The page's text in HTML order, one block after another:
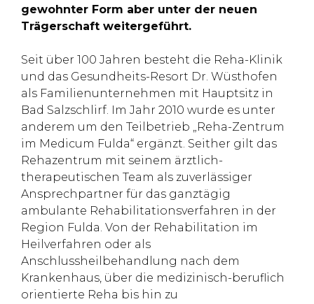
gewohnter Form aber unter der neuen
Trägerschaft weitergeführt.
Seit über 100 Jahren besteht die Reha-Klinik
und das Gesundheits-Resort Dr. Wüsthofen
als Familienunternehmen mit Hauptsitz in
Bad Salzschlirf. Im Jahr 2010 wurde es unter
anderem um den Teilbetrieb „Reha-Zentrum
im Medicum Fulda“ ergänzt. Seither gilt das
Rehazentrum mit seinem ärztlich-
therapeutischen Team als zuverlässiger
Ansprechpartner für das ganztägig
ambulante Rehabilitationsverfahren in der
Region Fulda. Von der Rehabilitation im
Heilverfahren oder als
Anschlussheilbehandlung nach dem
Krankenhaus, über die medizinisch-beruflich
orientierte Reha bis hin zu